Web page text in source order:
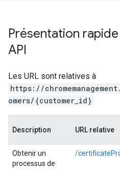
Présentation
API
Les URL sont relatives à
https://
omers/{customer_id}
Description URL relative
Obtenir un
processus de
/